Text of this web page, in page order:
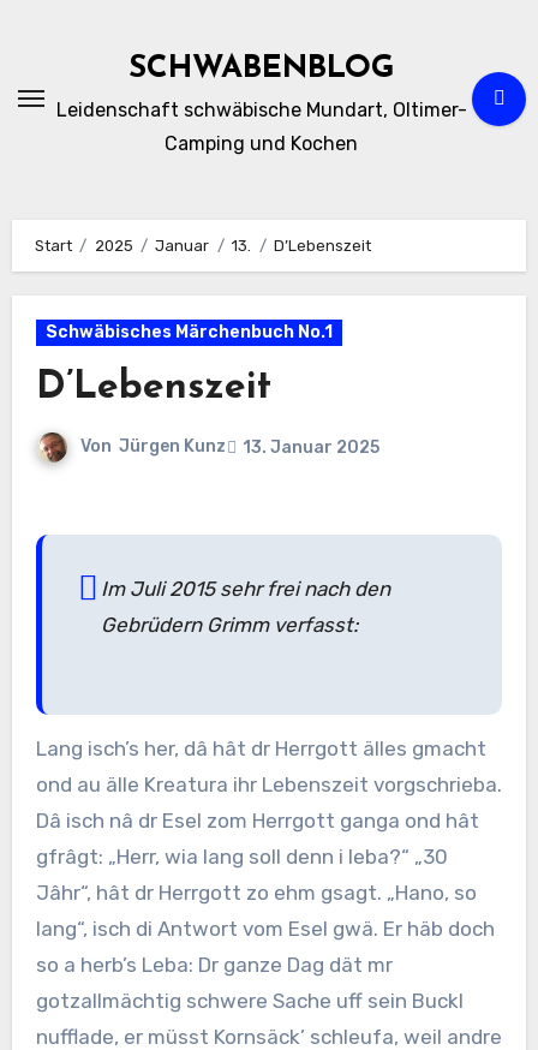
SCHWABENBLOG
Leidenschaft schwäbische Mundart, Oltimer-
Camping und Kochen
Start 2025 Januar 13. D’Lebenszeit
Schwäbisches Märchenbuch No.1
D’Lebenszeit
Von Jürgen Kunz 13. Januar 2025
Im Juli 2015 sehr frei nach den
Gebrüdern Grimm verfasst:
Lang isch’s her, dâ hât dr Herrgott älles gmacht
ond au älle Kreatura ihr Lebenszeit vorgschrieba.
Dâ isch nâ dr Esel zom Herrgott ganga ond hât
gfrâgt: „Herr, wia lang soll denn i leba?“ „30
Jâhr“, hât dr Herrgott zo ehm gsagt. „Hano, so
lang“, isch di Antwort vom Esel gwä. Er häb doch
so a herb’s Leba: Dr ganze Dag dät mr
gotzallmächtig schwere Sache uff sein Buckl
nufflade, er müsst Kornsäck’ schleufa, weil andre